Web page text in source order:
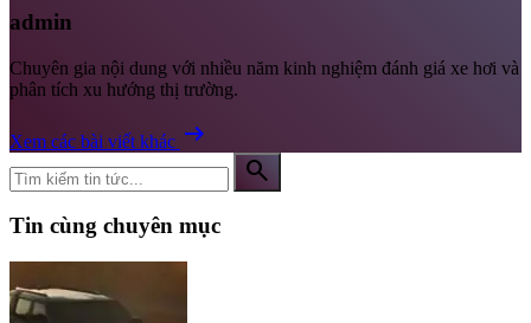
admin
Chuyên gia nội dung với nhiều năm kinh nghiệm đánh giá xe hơi và
phân tích xu hướng thị trường.
Xem các bài viết khác arrow_right_alt
search
Tin cùng chuyên mục